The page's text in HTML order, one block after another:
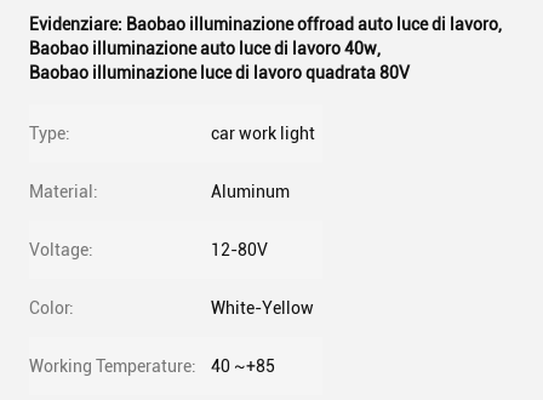
Evidenziare: Baobao illuminazione offroad auto luce di lavoro,
Baobao illuminazione auto luce di lavoro 40w,
Baobao illuminazione luce di lavoro quadrata 80V
Type: car work light
Material: Aluminum
Voltage: 12-80V
Color: White-Yellow
Working Temperature: 40 ~+85